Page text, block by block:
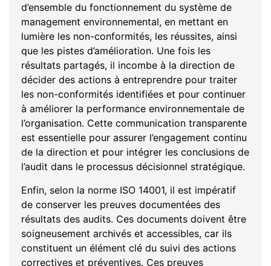
d’ensemble du fonctionnement du système de
management environnemental, en mettant en
lumière les non-conformités, les réussites, ainsi
que les pistes d’amélioration. Une fois les
résultats partagés, il incombe à la direction de
décider des actions à entreprendre pour traiter
les non-conformités identifiées et pour continuer
à améliorer la performance environnementale de
l’organisation. Cette communication transparente
est essentielle pour assurer l’engagement continu
de la direction et pour intégrer les conclusions de
l’audit dans le processus décisionnel stratégique.
Enfin, selon la norme ISO 14001, il est impératif
de conserver les preuves documentées des
résultats des audits. Ces documents doivent être
soigneusement archivés et accessibles, car ils
constituent un élément clé du suivi des actions
correctives et préventives. Ces preuves